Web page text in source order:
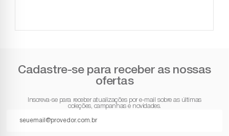
Cadastre-se para receber as nossas
ofertas
Inscreva-se para receber atualizações por e-mail sobre as últimas
coleções, campanhas e novidades.